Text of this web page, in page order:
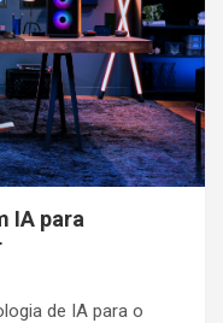
IA para
de IA para o